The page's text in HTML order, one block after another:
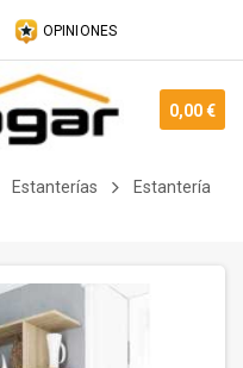
OPINIONES
0,00 €
Estanterías
Estantería